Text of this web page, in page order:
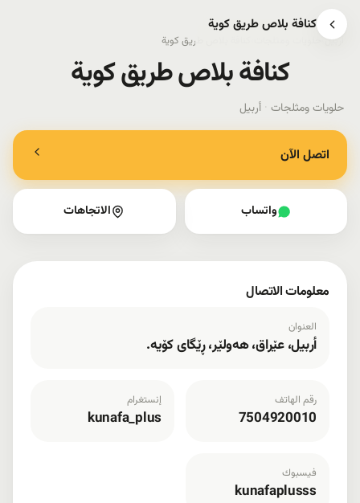
کنافة بلاص طریق کویة
أربيل› کنافة بلاص طریق کویة
کنافة بلاص طریق کویة
حلويات ومثلجات · أربيل
اتصل الآن
واتساب الاتجاهات
معلومات الاتصال
العنوان
أربيل، عێراق، هەولێر، ڕێگای کۆیە.
رقم الهاتف
7504920010
إنستغرام
kunafa_plus
فيسبوك
kunafaplusss